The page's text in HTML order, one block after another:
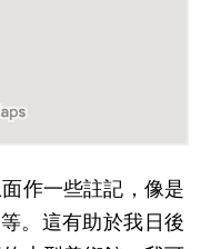
作一些註記，像是
。這有助於我日後